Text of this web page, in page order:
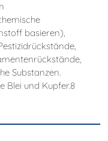
basieren),
Substanzen.
Blei und Kupfer.8